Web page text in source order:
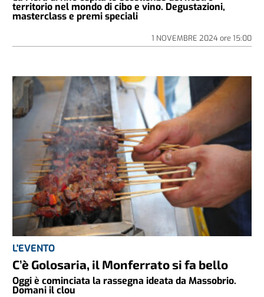
territorio nel mondo di cibo e vino. Degustazioni,
masterclass e premi speciali
1 NOVEMBRE 2024ore 15:00
L'EVENTO
C’è Golosaria, il Monferrato si fa bello
Oggi è cominciata la rassegna ideata da Massobrio.
Domani il clou